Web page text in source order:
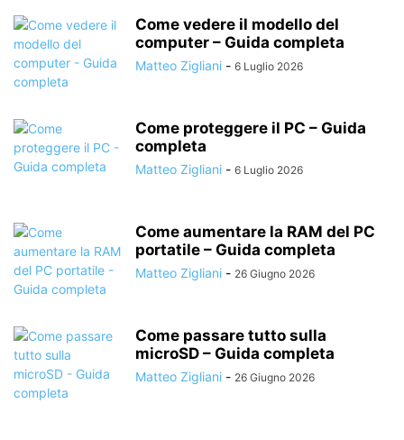
Come vedere il modello del
computer – Guida completa
Matteo Zigliani - 6 Luglio 2026
Come proteggere il PC – Guida
completa
Matteo Zigliani - 6 Luglio 2026
Come aumentare la RAM del PC
portatile – Guida completa
Matteo Zigliani - 26 Giugno 2026
Come passare tutto sulla
microSD – Guida completa
Matteo Zigliani - 26 Giugno 2026